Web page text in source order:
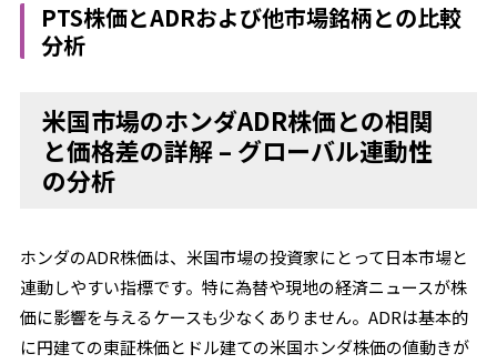
PTS株価とADRおよび他市場銘柄との比較
分析
米国市場のホンダADR株価との相関
と価格差の詳解 – グローバル連動性
の分析
ホンダのADR株価は、米国市場の投資家にとって日本市場と
連動しやすい指標です。特に為替や現地の経済ニュースが株
価に影響を与えるケースも少なくありません。ADRは基本的
に円建ての東証株価とドル建ての米国ホンダ株価の値動きが